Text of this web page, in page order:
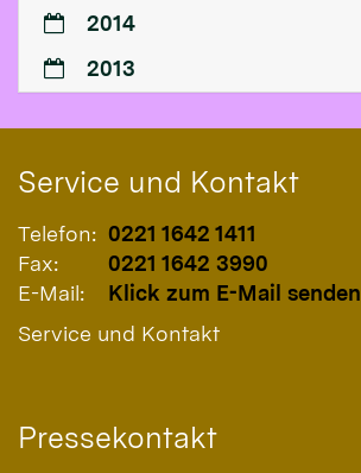
2014
2013
Service und Kontakt
Telefon: 0221 1642 1411
Fax:
0221 1642 3990
E-Mail:
Klick zum E-Mail senden
Service und Kontakt
Pressekontakt